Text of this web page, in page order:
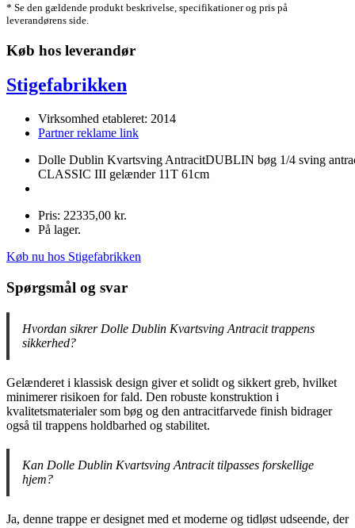
* Se den gældende produkt beskrivelse, specifikationer og pris på
leverandørens side.
Køb hos leverandør
Stigefabrikken
Virksomhed etableret: 2014
Partner reklame link
Dolle Dublin Kvartsving AntracitDUBLIN bøg 1/4 sving
CLASSIC III gelænder 11T 61cm
Pris: 22335,00 kr.
På lager.
Køb nu hos Stigefabrikken
Spørgsmål og svar
Hvordan sikrer Dolle Dublin Kvartsving Antracit trappens
sikkerhed?
Gelænderet i klassisk design giver et solidt og sikkert greb, hvilket
minimerer risikoen for fald. Den robuste konstruktion i
kvalitetsmaterialer som bøg og den antracitfarvede finish bidrager
også til trappens holdbarhed og stabilitet.
Kan Dolle Dublin Kvartsving Antracit tilpasses forskellige
hjem?
Ja, denne trappe er designet med et moderne og tidløst udseende, der